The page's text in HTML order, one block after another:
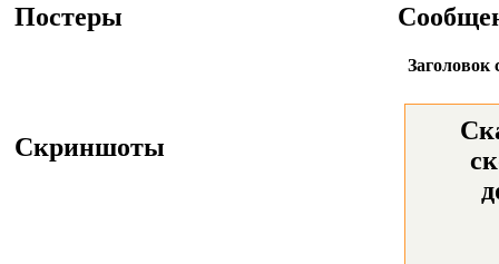
Постеры
Скриншоты
Заголовок